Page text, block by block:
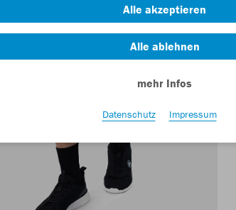
Alle akzeptieren
Alle ablehnen
mehr Infos
Datenschutz Impressum